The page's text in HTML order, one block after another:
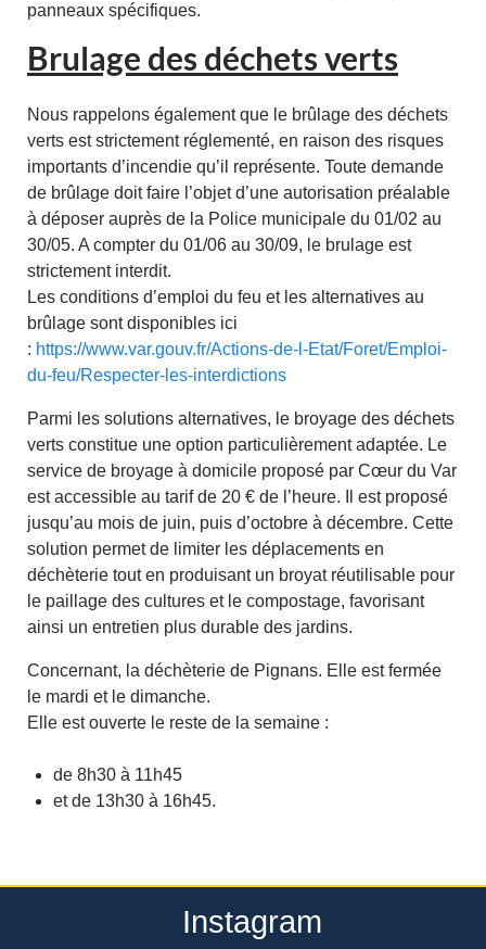
panneaux spécifiques.
Brulage des déchets verts
Nous rappelons également que le brûlage des déchets
verts est strictement réglementé, en raison des risques
importants d’incendie qu’il représente. Toute demande
de brûlage doit faire l’objet d’une autorisation préalable
à déposer auprès de la Police municipale du 01/02 au
30/05. A compter du 01/06 au 30/09, le brulage est
strictement interdit.
Les conditions d’emploi du feu et les alternatives au
brûlage sont disponibles ici
: https://www.var.gouv.fr/Actions-de-l-Etat/Foret/Emploi-
du-feu/Respecter-les-interdictions
Parmi les solutions alternatives, le broyage des déchets
verts constitue une option particulièrement adaptée. Le
service de broyage à domicile proposé par Cœur du Var
est accessible au tarif de 20 € de l’heure. Il est proposé
jusqu’au mois de juin, puis d’octobre à décembre. Cette
solution permet de limiter les déplacements en
déchèterie tout en produisant un broyat réutilisable pour
le paillage des cultures et le compostage, favorisant
ainsi un entretien plus durable des jardins.
Concernant, la déchèterie de Pignans. Elle est fermée
le mardi et le dimanche.
Elle est ouverte le reste de la semaine :
de 8h30 à 11h45
et de 13h30 à 16h45.
Instagram